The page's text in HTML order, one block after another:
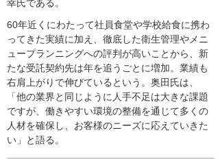
幸氏である。
60年近くにわたって社員食堂や学校給食に携わ
ってきた実績に加え、徹底した衛生管理やメニ
ュープランニングへの評判が高いことから、新
たな受託契約先は年を追うごとに増加。業績も
右肩上がりで伸びているという。奥田氏は、
「他の業界と同じように人手不足は大きな課題
ですが、働きやすい環境の整備を通じて多くの
人材を確保し、お客様のニーズに応えていきた
い」と語る。